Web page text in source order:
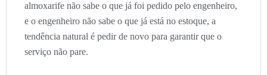
almoxarife não sabe o que já foi pedido pelo engenheiro,
e o engenheiro não sabe o que já está no estoque, a
tendência natural é pedir de novo para garantir que o
serviço não pare.